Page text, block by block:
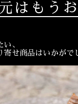
はもう
、
寄せ商品はいかがで